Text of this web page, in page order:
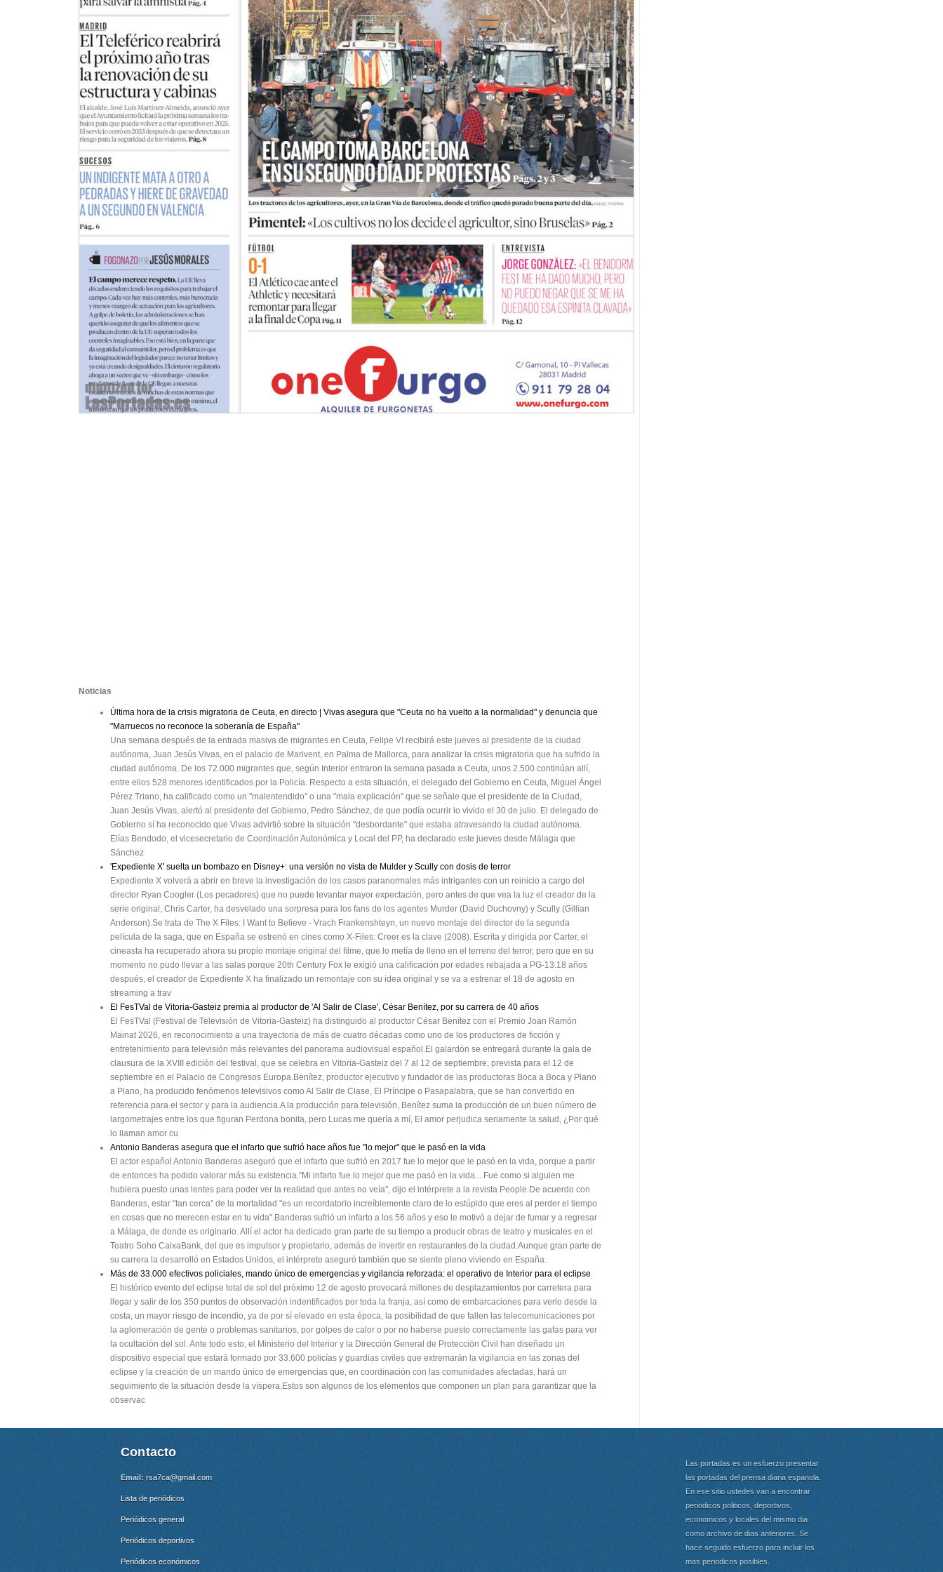
Noticias
Última hora de la crisis migratoria de Ceuta, en directo | Vivas asegura que "Ceuta no ha vuelto a la normalidad" y denuncia que
"Marruecos no reconoce la soberanía de España"
Una semana después de la entrada masiva de migrantes en Ceuta, Felipe VI recibirá este jueves al presidente de la ciudad
autónoma, Juan Jesús Vivas, en el palacio de Marivent, en Palma de Mallorca, para analizar la crisis migratoria que ha sufrido la
ciudad autónoma. De los 72.000 migrantes que, según Interior entraron la semana pasada a Ceuta, unos 2.500 continúan allí,
entre ellos 528 menores identificados por la Policía. Respecto a esta situación, el delegado del Gobierno en Ceuta, Miguel Ángel
Pérez Triano, ha calificado como un "malentendido" o una "mala explicación" que se señale que el presidente de la Ciudad,
Juan Jesús Vivas, alertó al presidente del Gobierno, Pedro Sánchez, de que podía ocurrir lo vivido el 30 de julio. El delegado de
Gobierno sí ha reconocido que Vivas advirtió sobre la situación "desbordante" que estaba atravesando la ciudad autónoma.
Elías Bendodo, el vicesecretario de Coordinación Autonómica y Local del PP, ha declarado este jueves desde Málaga que
Sánchez
'Expediente X' suelta un bombazo en Disney+: una versión no vista de Mulder y Scully con dosis de terror
Expediente X volverá a abrir en breve la investigación de los casos paranormales más intrigantes con un reinicio a cargo del
director Ryan Coogler (Los pecadores) que no puede levantar mayor expectación, pero antes de que vea la luz el creador de la
serie original, Chris Carter, ha desvelado una sorpresa para los fans de los agentes Murder (David Duchovny) y Scully (Gillian
Anderson).Se trata de The X Files: I Want to Believe - Vrach Frankenshteyn, un nuevo montaje del director de la segunda
película de la saga, que en España se estrenó en cines como X-Files: Creer es la clave (2008). Escrita y dirigida por Carter, el
cineasta ha recuperado ahora su propio montaje original del filme, que lo metía de lleno en el terreno del terror, pero que en su
momento no pudo llevar a las salas porque 20th Century Fox le exigió una calificación por edades rebajada a PG-13.18 años
después, el creador de Expediente X ha finalizado un remontaje con su idea original y se va a estrenar el 18 de agosto en
streaming a trav
El FesTVal de Vitoria-Gasteiz premia al productor de 'Al Salir de Clase', César Benítez, por su carrera de 40 años
El FesTVal (Festival de Televisión de Vitoria-Gasteiz) ha distinguido al productor César Benítez con el Premio Joan Ramón
Mainat 2026, en reconocimiento a una trayectoria de más de cuatro décadas como uno de los productores de ficción y
entretenimiento para televisión más relevantes del panorama audiovisual español.El galardón se entregará durante la gala de
clausura de la XVIII edición del festival, que se celebra en Vitoria-Gasteiz del 7 al 12 de septiembre, prevista para el 12 de
septiembre en el Palacio de Congresos Europa.Benítez, productor ejecutivo y fundador de las productoras Boca a Boca y Plano
a Plano, ha producido fenómenos televisivos como Al Salir de Clase, El Príncipe o Pasapalabra, que se han convertido en
referencia para el sector y para la audiencia.A la producción para televisión, Benítez suma la producción de un buen número de
largometrajes entre los que figuran Perdona bonita, pero Lucas me quería a mí, El amor perjudica seriamente la salud, ¿Por qué
lo llaman amor cu
Antonio Banderas asegura que el infarto que sufrió hace años fue "lo mejor" que le pasó en la vida
El actor español Antonio Banderas aseguró que el infarto que sufrió en 2017 fue lo mejor que le pasó en la vida, porque a partir
de entonces ha podido valorar más su existencia."Mi infarto fue lo mejor que me pasó en la vida... Fue como si alguien me
hubiera puesto unas lentes para poder ver la realidad que antes no veía", dijo el intérprete a la revista People.De acuerdo con
Banderas, estar "tan cerca" de la mortalidad "es un recordatorio increíblemente claro de lo estúpido que eres al perder el tiempo
en cosas que no merecen estar en tu vida".Banderas sufrió un infarto a los 56 años y eso le motivó a dejar de fumar y a regresar
a Málaga, de donde es originario. Allí el actor ha dedicado gran parte de su tiempo a producir obras de teatro y musicales en el
Teatro Soho CaixaBank, del que es impulsor y propietario, además de invertir en restaurantes de la ciudad.Aunque gran parte de
su carrera la desarrolló en Estados Unidos, el intérprete aseguró también que se siente pleno viviendo en España.
Más de 33.000 efectivos policiales, mando único de emergencias y vigilancia reforzada: el operativo de Interior para el eclipse
El histórico evento del eclipse total de sol del próximo 12 de agosto provocará millones de desplazamientos por carretera para
llegar y salir de los 350 puntos de observación indentificados por toda la franja, así como de embarcaciones para verlo desde la
costa, un mayor riesgo de incendio, ya de por sí elevado en esta época, la posibilidad de que fallen las telecomunicaciones por
la aglomeración de gente o problemas sanitarios, por golpes de calor o por no haberse puesto correctamente las gafas para ver
la ocultación del sol. Ante todo esto, el Ministerio del Interior y la Dirección General de Protección Civil han diseñado un
dispositivo especial que estará formado por 33.600 policías y guardias civiles que extremarán la vigilancia en las zonas del
eclipse y la creación de un mando único de emergencias que, en coordinación con las comunidades afectadas, hará un
seguimiento de la situación desde la víspera.Estos son algunos de los elementos que componen un plan para garantizar que la
observac
Contacto
Email: rsa7ca@gmail.com
Lista de periódicos
Periódicos general
Periódicos deportivos
Periódicos económicos
Las portadas es un esfuerzo presentar
las portadas del prensa diaria espanola.
En ese sitio ustedes van a encontrar
periodicos politicos, deportivos,
economicos y locales del mismo dia
como archivo de dias anteriores. Se
hace seguido esfuerzo para incluir los
mas periodicos posibles.